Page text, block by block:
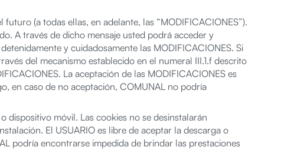
futuro (a todas ellas, en adelante, las “MODIFICACIONES”).
A través de dicho mensaje usted podrá acceder y
y cuidadosamente las MODIFICACIONES. Si
del mecanismo establecido en el numeral III.1.f descrito
La aceptación de las MODIFICACIONES es
en caso de no aceptación, COMUNAL no podría
dispositivo móvil. Las cookies no se desinstalarán
El USUARIO es libre de aceptar la descarga o
podría encontrarse impedida de brindar las prestaciones